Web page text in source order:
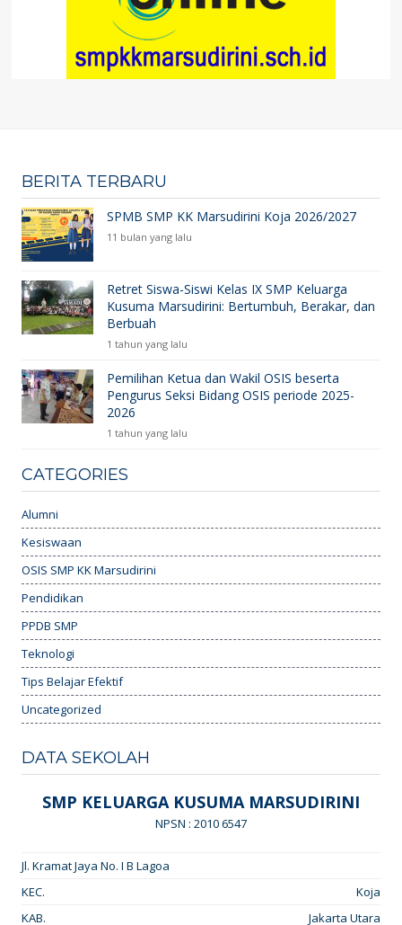
BERITA TERBARU
SPMB SMP KK Marsudirini Koja 2026/2027
11 bulan yang lalu
Retret Siswa-Siswi Kelas IX SMP Keluarga
Kusuma Marsudirini: Bertumbuh, Berakar, dan
Berbuah
1 tahun yang lalu
Pemilihan Ketua dan Wakil OSIS beserta
Pengurus Seksi Bidang OSIS periode 2025-
2026
1 tahun yang lalu
CATEGORIES
Alumni
Kesiswaan
OSIS SMP KK Marsudirini
Pendidikan
PPDB SMP
Teknologi
Tips Belajar Efektif
Uncategorized
DATA SEKOLAH
SMP KELUARGA KUSUMA MARSUDIRINI
NPSN : 2010 6547
Jl. Kramat Jaya No. I B Lagoa
KEC.
Koja
KAB.
Jakarta Utara